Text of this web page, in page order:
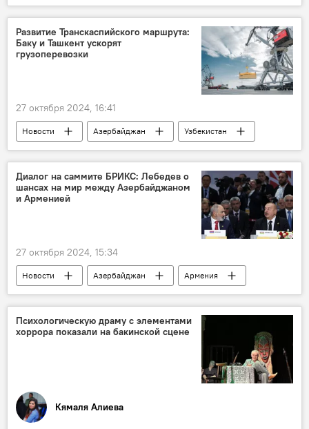
Конфликт
Армения
Южный Кавказ
Барда
Развитие Транскаспийского маршрута:
Баку и Ташкент ускорят
грузоперевозки
27 октября 2024, 16:41
Новости Азербайджан
Узбекистан
Экономика
Каспийское море
Транскаспийский международный транспортный маршрут
Диалог на саммите БРИКС: Лебедев о
шансах на мир между Азербайджаном
и Арменией
27 октября 2024, 15:34
Новости Азербайджан
Армения
Южный Кавказ
СНГ
БРИКС
Ильхам Алиев
Никол Пашинян
Психологическую драму с элементами
хоррора показали на бакинской сцене
Кямаля Алиева